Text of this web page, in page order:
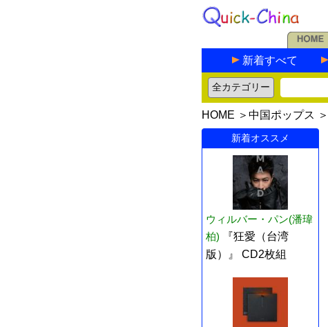
新着すべて
HOME ＞ 中国ポップス ＞
新着オススメ
ウィルバー・パン(潘瑋
柏)
『狂愛（台湾
版）』 CD2枚組